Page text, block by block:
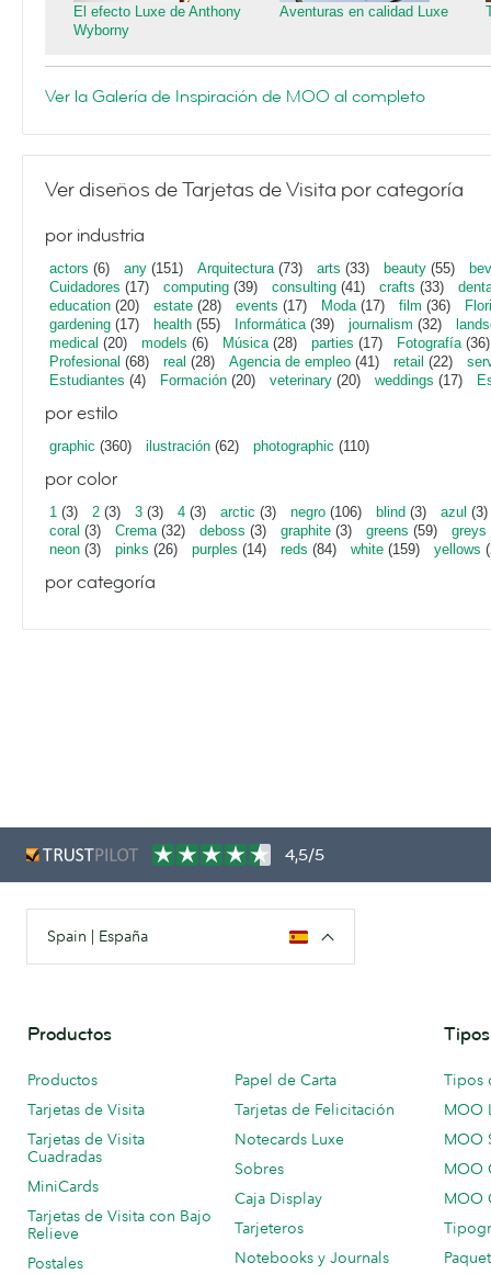
El efecto Luxe de Anthony
Wyborny
Aventuras en calidad Luxe
Ver la Galería de Inspiración de MOO al completo
Ver diseños de Tarjetas de Visita por categoría
por industria
actors (6) any (151) Arquitectura(73) arts (33) beauty (55)
Cuidadores (17) computing (39) consulting (41) crafts (33)
education (20) estate (28) events (17) Moda(17) film (36)
gardening (17) health (55) Informática(39) journalism (32)
medical (20) models (6) Música(28) parties (17) Fotografía(36)
Profesional (68) real (28) Agencia de empleo (41) retail (22)
Estudiantes (4) Formación (20) veterinary (20) weddings (17)
por estilo
graphic (360) ilustración (62) photographic (110)
por color
1 (3) 2 (3) 3 (3) 4 (3) arctic (3) negro (106) blind (3) azul (3)
coral (3) Crema(32) deboss (3) graphite (3) greens (59) greys
neon (3) pinks (26) purples (14) reds (84) white (159) yellows
por categoría
4,5/5
Spain | España
Productos
Productos
Tarjetas de Visita
Tarjetas de Visita
Cuadradas
MiniCards
Tarjetas de Visita con Bajo
Relieve
Postales
Papel de Carta
Tarjetas de Felicitación
Notecards Luxe
Sobres
Caja Display
Tarjeteros
Notebooks y Journals
Tipos
MOO
MOO
MOO
MOO